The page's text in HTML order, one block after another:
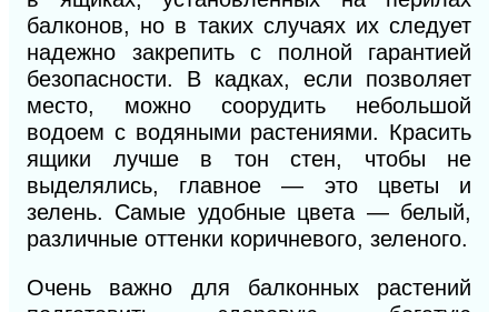
балконов, но в таких случаях их следует
надежно закрепить с полной гарантией
безопасности. В кадках, если позволяет
место, можно соорудить небольшой
водоем с водяными растениями. Красить
ящики лучше в тон стен, чтобы не
выделялись, главное — это цветы и
зелень. Самые удобные цвета — белый,
различные оттенки коричневого, зеленого.
Очень важно для балконных растений